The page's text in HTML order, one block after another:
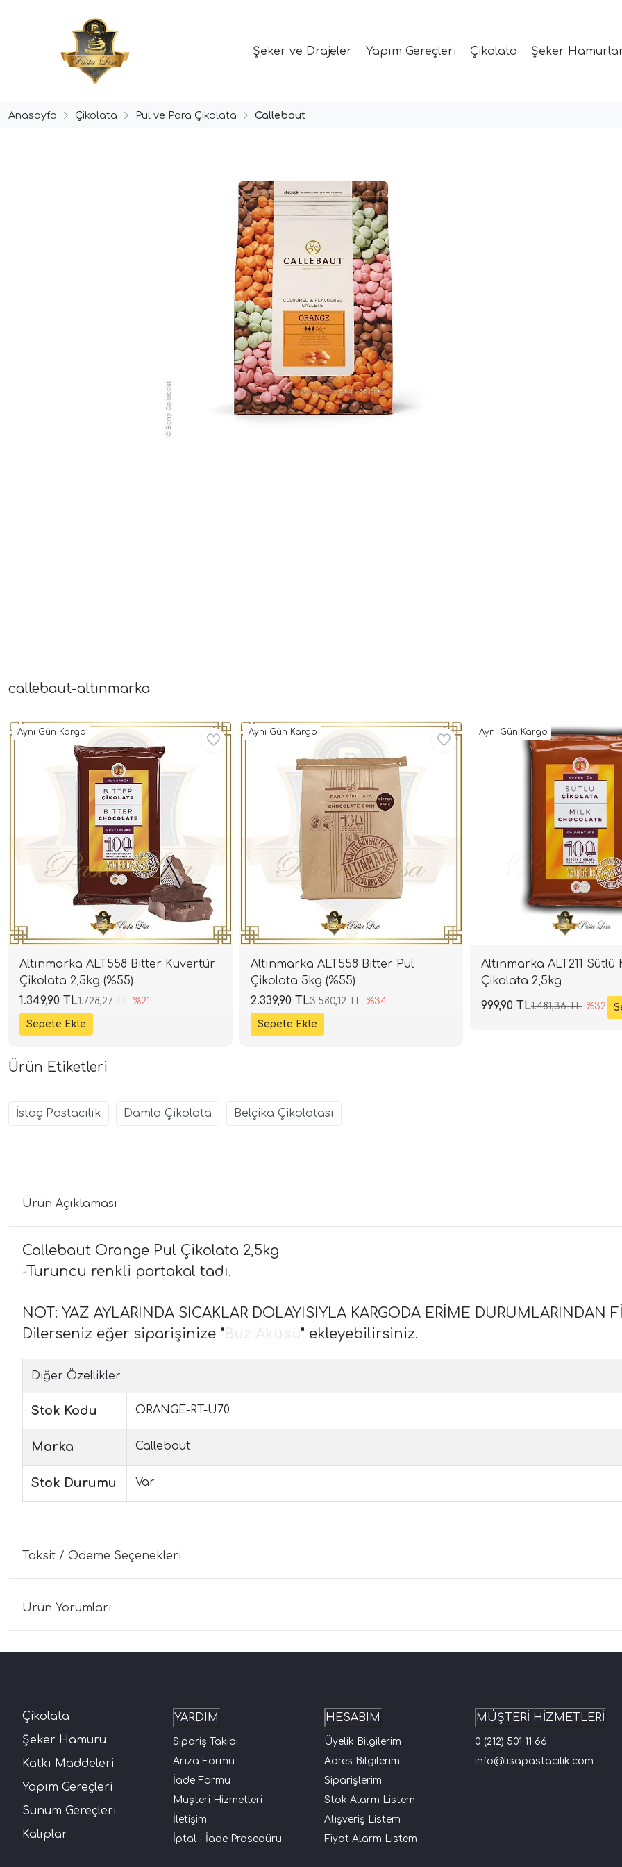
Şeker ve Drajeler Yapım Gereçleri Çikolata Şeker
Anasayfa Çikolata Pul ve Para Çikolata Callebaut
callebaut-altınmarka
Altınmarka ALT558 Bitter Kuvertür
Çikolata 2,5kg (%55)
1.728,27 TL %21
1.349,90 TL
Aynı Gün Kargo
Altınmarka ALT558 Bitter Pul
Çikolata 5kg (%55)
3.580,12 TL %34
2.339,90 TL
Aynı Gün Kargo
Altınmarka ALT211 Sütlü
Çikolata 2,5kg
1.481,36 TL %32
999,90 TL
Aynı Gün Kargo
Ürün Etiketleri
İstoç Pastacılık Damla Çikolata Belçika Çikolatası
Ürün Açıklaması
Callebaut Orange Pul Çikolata 2,5kg
-Turuncu renkli portakal tadı.
NOT: YAZ AYLARINDA SICAKLAR DOLAYISIYLA KARGODA ERİME DURUMLARINDAN
Dilerseniz eğer siparişinize " " ekleyebilirsiniz.
Diğer Özellikler
Stok Kodu ORANGE-RT-U70
Marka Callebaut
Stok Durumu Var
Taksit / Ödeme Seçenekleri
Ürün Yorumları
Çikolata
Şeker Hamuru
Katkı Maddeleri
Yapım Gereçleri
Sunum Gereçleri
Kalıplar
YARDIM
Sipariş Takibi
Arıza Formu
İade Formu
Müşteri Hizmetleri
İletişim
İptal - İade Prosedürü
HESABIM
Üyelik Bilgilerim
Adres Bilgilerim
Siparişlerim
Stok Alarm Listem
Alışveriş Listem
Fiyat Alarm Listem
MÜŞTERİ HİZMETLERİ
0 (212) 501 11 66
info@lisapastacilik.com